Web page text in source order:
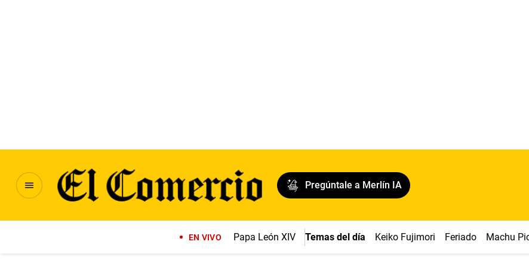
Pregúntale a Merlín IA
EN VIVO Papa León XIV Temas del día Keiko Fujimori Feriado Machu